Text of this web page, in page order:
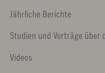
Jährliche Berichte
Studien und Vorträge über
Videos